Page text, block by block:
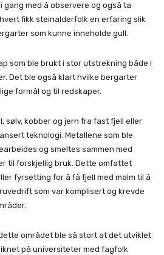
gang med å observere og også ta
fikk steinalderfolk en erfaring slik
som kunne inneholde gull.
som ble brukt i stor utstrekning både i
Det ble også klart hvilke bergarter
formål og til redskaper.
sølv, kobber og jern fra fast fjell eller
teknologi. Metallene som ble
og smeltes sammen med
til forskjellig bruk. Dette omfattet
fyrsetting for å få fjell med malm til å
som var komplisert og krevde
området ble så stort at det utviklet
på universiteter med fagfolk